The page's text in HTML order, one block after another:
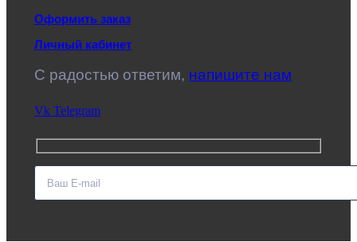
Оформить заказ
Личный кабинет
C радостью ответим, напишите нам
Vk Telegram